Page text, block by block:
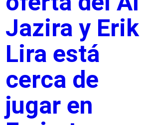
Jazira y Erik
Lira está
cerca de
jugar en